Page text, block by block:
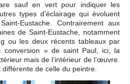
sauf en vert pour indiquer les
types d’éclairage qui évoluent
Eustache. Contrairement aux
de Saint-Eustache, notamment
ou les deux récents tableaux par
conversion » de saint Paul, ici, la
mais de l’intérieur de l’œuvre.
différente de celle du peintre.